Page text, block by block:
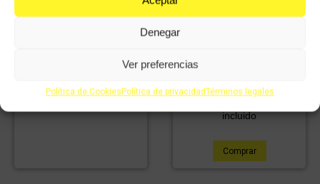
Denegar
Ver preferencias
Política de CookiesPolítica de privacidadTérminos legales
PIAGGIO MP3
59,99€ IVA
42,00
incluido
Comprar